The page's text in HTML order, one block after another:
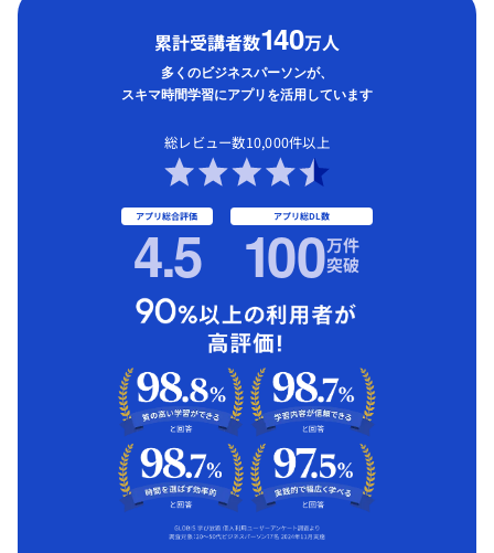
累計受講者数140万人
多くのビジネスパーソンが、
スキマ時間学習にアプリを活用しています
総レビュー数10,000件以上
アプリ総合評価
4.5 アプリ総DL数
100万件
突破